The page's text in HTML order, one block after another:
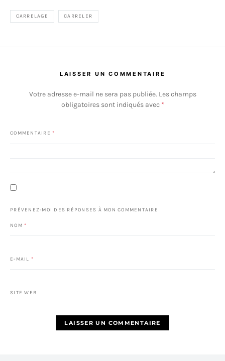
CARRELAGE CARRELER
LAISSER UN COMMENTAIRE
Votre adresse e-mail ne sera pas publiée. Les champs
obligatoires sont indiqués avec *
COMMENTAIRE *
PRÉVENEZ-MOI DES RÉPONSES À MON COMMENTAIRE
NOM *
E-MAIL *
SITE WEB